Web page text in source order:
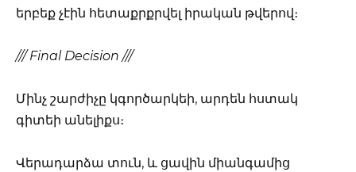
երբեք չէին հետաքրքրվել իրական թվերով։
/// Final Decision ///
Մինչ շարժիչը կգործարկեի, արդեն հստակ
գիտեի անելիքս։
Վերադարձա տուն, և ցավին միանգամից